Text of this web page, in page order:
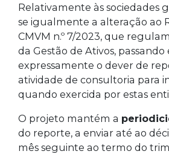
Relativamente às sociedades
se igualmente a alteração ao
CMVM n.º 7/2023, que
da Gestão de Ativos,
expressamente o dever de
atividade de consultoria para
quando exercida por estas
O projeto mantém a
do reporte, a enviar até ao
mês seguinte ao termo do